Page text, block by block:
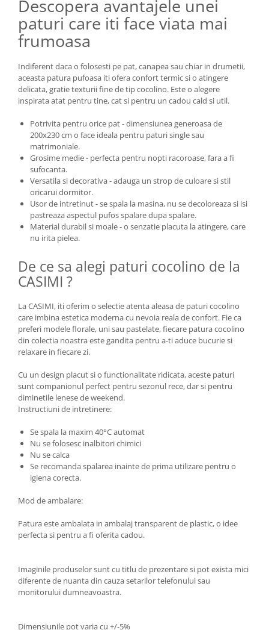
Descopera avantajele unei
paturi care iti face viata mai
frumoasa
Indiferent daca o folosesti pe pat, canapea sau chiar in drumetii,
aceasta patura pufoasa iti ofera confort termic si o atingere
delicata, gratie texturii fine de tip cocolino. Este o alegere
inspirata atat pentru tine, cat si pentru un cadou cald si util.
Potrivita pentru orice pat - dimensiunea generoasa de
200x230 cm o face ideala pentru paturi single sau
matrimoniale.
Grosime medie - perfecta pentru nopti racoroase, fara a fi
sufocanta.
Versatila si decorativa - adauga un strop de culoare si stil
oricarui dormitor.
Usor de intretinut - se spala la masina, nu se decoloreaza si isi
pastreaza aspectul pufos spalare dupa spalare.
Material durabil si moale - o senzatie placuta la atingere, care
nu irita pielea.
De ce sa alegi paturi cocolino de la
CASIMI ?
La CASIMI, iti oferim o selectie atenta aleasa de paturi cocolino
care imbina estetica moderna cu nevoia reala de confort. Fie ca
preferi modele florale, uni sau pastelate, fiecare patura cocolino
din colectia noastra este gandita pentru a-ti aduce bucurie si
relaxare in fiecare zi.
Cu un design placut si o functionalitate ridicata, aceste paturi
sunt companionul perfect pentru sezonul rece, dar si pentru
diminetile lenese de weekend.
Instructiuni de intretinere:
Se spala la maxim 40°C automat
Nu se folosesc inalbitori chimici
Nu se calca
Se recomanda spalarea inainte de prima utilizare pentru o
igiena corecta.
Mod de ambalare:
Patura este ambalata in ambalaj transparent de plastic, o idee
perfecta si pentru a fi oferita cadou.
Imaginile produselor sunt cu titlu de prezentare si pot exista mici
diferente de nuanta din cauza setarilor telefonului sau
monitorului dumneavoastra.
Dimensiunile pot varia cu +/-5%